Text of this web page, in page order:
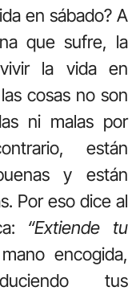
en sábado? A
que sufre, la
la vida en
cosas no son
ni malas por
están
y están
Por eso dice al
“Extiende tu
encogida,
tus